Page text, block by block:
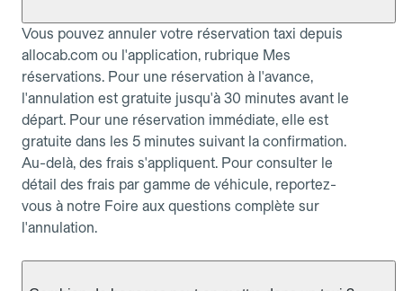
Vous pouvez annuler votre réservation taxi depuis
allocab.com ou l'application, rubrique Mes
réservations. Pour une réservation à l'avance,
l'annulation est gratuite jusqu'à 30 minutes avant le
départ. Pour une réservation immédiate, elle est
gratuite dans les 5 minutes suivant la confirmation.
Au-delà, des frais s'appliquent. Pour consulter le
détail des frais par gamme de véhicule, reportez-
vous à notre Foire aux questions complète sur
l'annulation.